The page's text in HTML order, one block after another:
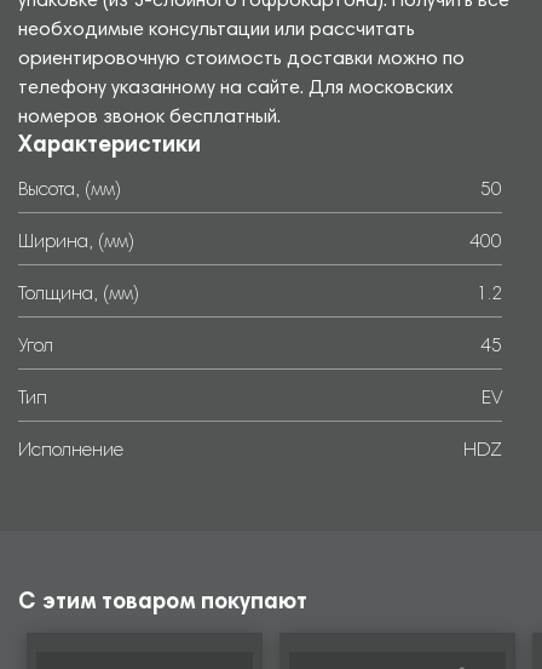
необходимые консультации или рассчитать
ориентировочную стоимость доставки можно по
телефону указанному на сайте. Для московских
номеров звонок бесплатный.
Характеристики
Высота, (мм) 50
Ширина, (мм) 400
Толщина, (мм) 1.2
Угол 45
Тип EV
Исполнение HDZ
С этим товаром покупают